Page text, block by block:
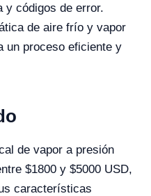
y códigos de error.
de aire frío y vapor
un proceso eficiente y
de vapor a presión
$1800 y $5000 USD,
características